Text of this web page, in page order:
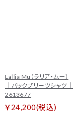
Lallia Mu（ラリア・ムー）
｜バックプリーツシャツ｜
2613677
￥24,200(税込)